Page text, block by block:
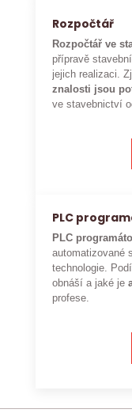
Rozpočtář
Rozpočtář ve
přípravě
jejich realizaci.
znalosti jsou
ve stavebnictví
PLC
PLC
automatizované
technologie.
obnáší a jaké je
profese.